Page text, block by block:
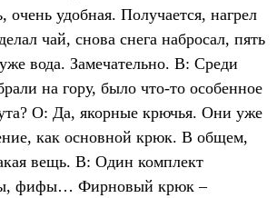
очень удобная. Получается, нагрел
чай, снова снега набросал, пять
вода. Замечательно. В: Среди
на гору, было что-то особенное
О: Да, якорные крючья. Они уже
как основной крюк. В общем,
вещь. В: Один комплект
фифы… Фирновый крюк –